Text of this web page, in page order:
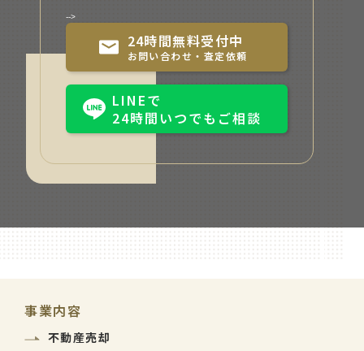
-->
24時間無料受付中
お問い合わせ・査定依頼
LINEで
24時間いつでもご相談
事業内容
不動産売却